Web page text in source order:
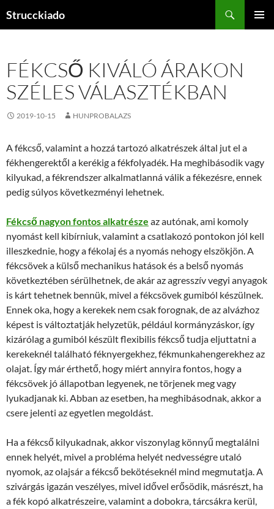
Strucckiado
FÉKCSŐ KIVÁLÓ ÁRAKON
SZÉLES VÁLASZTÉKBAN
2019-10-15 HUNPROBALAZS
A fékcső, valamint a hozzá tartozó alkatrészek által jut el a
fékhengerektől a kerékig a fékfolyadék. Ha meghibásodik vagy
kilyukad, a fékrendszer alkalmatlanná válik a fékezésre, ennek
pedig súlyos következményi lehetnek.
Fékcső nagyon fontos alkatrésze az autónak, ami komoly
nyomást kell kibírniuk, valamint a csatlakozó pontokon jól kell
illeszkednie, hogy a fékolaj és a nyomás nehogy elszökjön. A
fékcsövek a külső mechanikus hatások és a belső nyomás
következtében sérülhetnek, de akár az agresszív vegyi anyagok
is kárt tehetnek bennük, mivel a fékcsövek gumiból készülnek.
Ennek oka, hogy a kerekek nem csak forognak, de az alvázhoz
képest is változtatják helyzetük, például kormányzáskor, így
kizárólag a gumiból készült flexibilis fékcső tudja eljuttatni a
kerekeknél található féknyergekhez, fékmunkahengerekhez az
olajat. Így már érthető, hogy miért annyira fontos, hogy a
fékcsövek jó állapotban legyenek, ne törjenek meg vagy
lyukadjanak ki. Abban az esetben, ha meghibásodnak, akkor a
csere jelenti az egyetlen megoldást.
Ha a fékcső kilyukadnak, akkor viszonylag könnyű megtalálni
ennek helyét, mivel a probléma helyét nedvességre utaló
nyomok, az olajsár a fékcső bekötéseknél mind megmutatja. A
szivárgás igazán veszélyes, mivel idővel erősödik, másrészt, ha
a fék kopó alkatrészeire, valamint a dobokra, tárcsákra kerül,